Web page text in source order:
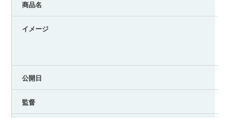
商品名
イメージ
公開日
監督